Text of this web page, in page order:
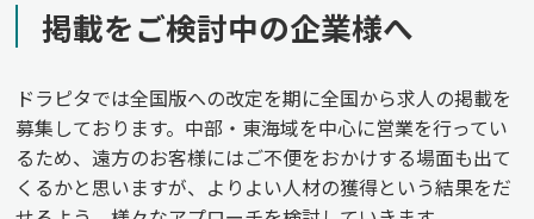
掲載をご検討中の企業様へ
ドラピタでは全国版への改定を期に全国から求人の掲載を
募集しております。中部・東海域を中心に営業を行ってい
るため、遠方のお客様にはご不便をおかけする場面も出て
くるかと思いますが、よりよい人材の獲得という結果をだ